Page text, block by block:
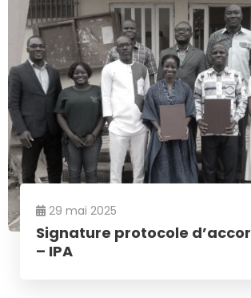
29 mai 2025
Signature protocole
– IPA